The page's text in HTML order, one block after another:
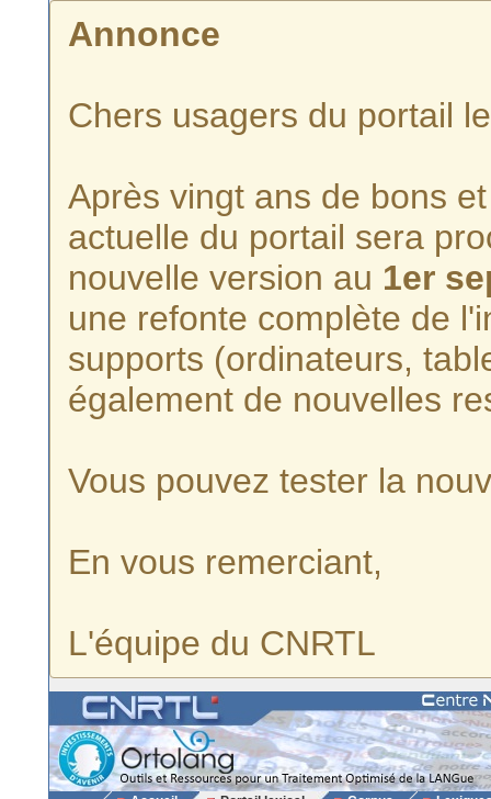
Annonce
Chers usagers du portail
Après vingt ans de bons
actuelle du portail sera
nouvelle version au 1er
une refonte complète de
supports (ordinateurs,
également de nouvelles
Vous pouvez tester la
En vous remerciant,
L'équipe du CNRTL